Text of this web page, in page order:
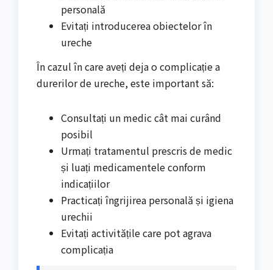
personală
Evitați introducerea obiectelor în
ureche
În cazul în care aveți deja o complicație a
durerilor de ureche, este important să:
Consultați un medic cât mai curând
posibil
Urmați tratamentul prescris de medic
și luați medicamentele conform
indicațiilor
Practicați îngrijirea personală și igiena
urechii
Evitați activitățile care pot agrava
complicația